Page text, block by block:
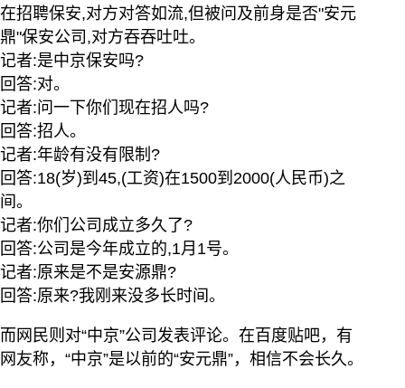
在招聘保安,对方对答如流,但被问及前身是否"安元
鼎"保安公司,对方吞吞吐吐。
记者:是中京保安吗?
回答:对。
记者:问一下你们现在招人吗?
回答:招人。
记者:年龄有没有限制?
回答:18(岁)到45,(工资)在1500到2000(人民币)之
间。
记者:你们公司成立多久了?
回答:公司是今年成立的,1月1号。
记者:原来是不是安源鼎?
回答:原来?我刚来没多长时间。
而网民则对“中京”公司发表评论。在百度贴吧，有
网友称，“中京”是以前的“安元鼎”，相信不会长久。